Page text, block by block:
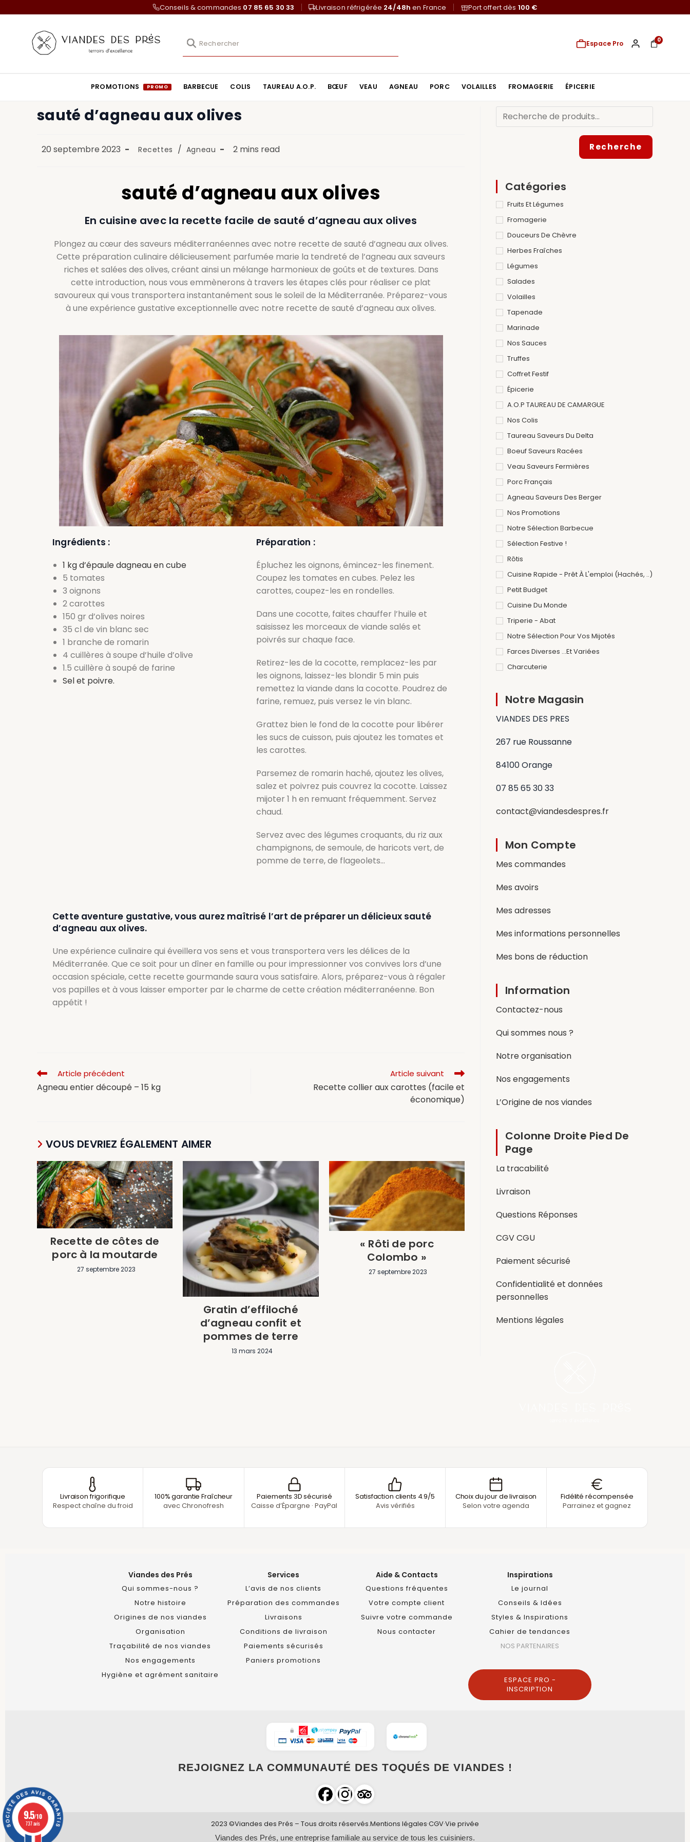
Conseils & commandes 07 85 65 30 33 Livraison réfrigérée 24/48h en France Port offert dès 100 €
Espace Pro 0
PROMOTIONS BARBECUE COLIS TAUREAU A.O.P. BŒUF VEAU AGNEAU PORC VOLAILLES FROMAGERIE ÉPICERIE
sauté d’agneau aux olives
20 septembre 2023 Recettes / Agneau 2 mins read
sauté d’agneau aux olives
En cuisine avec la recette facile de sauté d’agneau aux olives
Plongez au cœur des saveurs méditerranéennes avec notre recette de sauté d’agneau aux olives.
Cette préparation culinaire délicieusement parfumée marie la tendreté de l’agneau aux saveurs
riches et salées des olives, créant ainsi un mélange harmonieux de goûts et de textures. Dans
cette introduction, nous vous emmènerons à travers les étapes clés pour réaliser ce plat
savoureux qui vous transportera instantanément sous le soleil de la Méditerranée. Préparez-vous
à une expérience gustative exceptionnelle avec notre recette de sauté d’agneau aux olives.
Ingrédients :
1 kg d’épaule dagneau en cube
5 tomates
3 oignons
2 carottes
150 gr d’olives noires
35 cl de vin blanc sec
1 branche de romarin
4 cuillères à soupe d’huile d’olive
1.5 cuillère à soupé de farine
Sel et poivre.
Préparation :
Épluchez les oignons, émincez-les finement.
Coupez les tomates en cubes. Pelez les
carottes, coupez-les en rondelles.
Dans une cocotte, faites chauffer l’huile et
saisissez les morceaux de viande salés et
poivrés sur chaque face.
Retirez-les de la cocotte, remplacez-les par
les oignons, laissez-les blondir 5 min puis
remettez la viande dans la cocotte. Poudrez de
farine, remuez, puis versez le vin blanc.
Grattez bien le fond de la cocotte pour libérer
les sucs de cuisson, puis ajoutez les tomates et
les carottes.
Parsemez de romarin haché, ajoutez les olives,
salez et poivrez puis couvrez la cocotte. Laissez
mijoter 1 h en remuant fréquemment. Servez
chaud.
Servez avec des légumes croquants, du riz aux
champignons, de semoule, de haricots vert, de
pomme de terre, de flageolets…
Cette aventure gustative, vous aurez maîtrisé l’art de préparer un délicieux sauté
d’agneau aux olives.
Une expérience culinaire qui éveillera vos sens et vous transportera vers les délices de la
Méditerranée. Que ce soit pour un dîner en famille ou pour impressionner vos convives lors d’une
occasion spéciale, cette recette gourmande saura vous satisfaire. Alors, préparez-vous à régaler
vos papilles et à vous laisser emporter par le charme de cette création méditerranéenne. Bon
appétit !
Article précédent
Agneau entier découpé – 15 kg
Article suivant
Recette collier aux carottes (facile et
économique)
VOUS DEVRIEZ ÉGALEMENT AIMER
Recette de côtes de
porc à la moutarde
27 septembre 2023
Gratin d’effiloché
d’agneau confit et
pommes de terre
13 mars 2024
« Rôti de porc
Colombo »
27 septembre 2023
Recherche
Catégories
Fruits Et Légumes
Fromagerie
Douceurs De Chèvre
Herbes Fraîches
Légumes
Salades
Volailles
Tapenade
Marinade
Nos Sauces
Truffes
Coffret Festif
Épicerie
A.O.P TAUREAU DE CAMARGUE
Nos Colis
Taureau Saveurs Du Delta
Boeuf Saveurs Racées
Veau Saveurs Fermières
Porc Français
Agneau Saveurs Des Berger
Nos Promotions
Notre Sélection Barbecue
Sélection Festive !
Rôtis
Cuisine Rapide - Prêt À L'emploi (hachés, ..)
Petit Budget
Cuisine Du Monde
Triperie - Abat
Notre Sélection Pour Vos Mijotés
Farces Diverses ...et Variées
Charcuterie
Notre Magasin
VIANDES DES PRES
267 rue Roussanne
84100 Orange
07 85 65 30 33
contact@viandesdespres.fr
Mon Compte
Mes commandes
Mes avoirs
Mes adresses
Mes informations personnelles
Mes bons de réduction
Information
Contactez-nous
Qui sommes nous ?
Notre organisation
Nos engagements
L’Origine de nos viandes
Colonne Droite Pied De
Page
La tracabilité
Livraison
Questions Réponses
CGV CGU
Paiement sécurisé
Confidentialité et données
personnelles
Mentions légales
Livraison frigorifique
Respect chaîne du froid
100% garantie Fraîcheur
avec Chronofresh
Paiements 3D sécurisé
Caisse d’Épargne · PayPal
Satisfaction clients 4.9/5
Avis vérifiés
Choix du jour de livraison
Selon votre agenda
Fidélité récompensée
Parrainez et gagnez
Viandes des Prés
Qui sommes-nous ?
Notre histoire
Origines de nos viandes
Organisation
Traçabilité de nos viandes
Nos engagements
Hygiène et agrément sanitaire
Services
L’avis de nos clients
Préparation des commandes
Livraisons
Conditions de livraison
Paiements sécurisés
Paniers promotions
Aide & Contacts
Questions fréquentes
Votre compte client
Suivre votre commande
Nous contacter
Inspirations
Le journal
Conseils & Idées
Styles & Inspirations
Cahier de tendances
NOS PARTENAIRES
ESPACE PRO -
INSCRIPTION
REJOIGNEZ LA COMMUNAUTÉ DES TOQUÉS DE VIANDES !
2023 ©Viandes des Prés – Tous droits réservés.Mentions légales·CGV·Vie privée
Viandes des Prés, une entreprise familiale au service de tous les cuisiniers.
9.5/10
737 avis